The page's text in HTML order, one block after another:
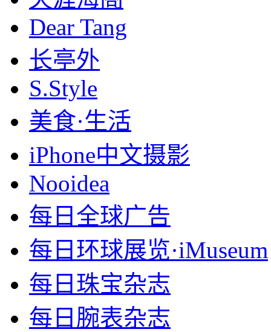
Dear Tang
长亭外
S.Style
美食·生活
iPhone中文摄影
Nooidea
每日全球广告
每日环球展览·iMuseum
每日珠宝杂志
每日腕表杂志